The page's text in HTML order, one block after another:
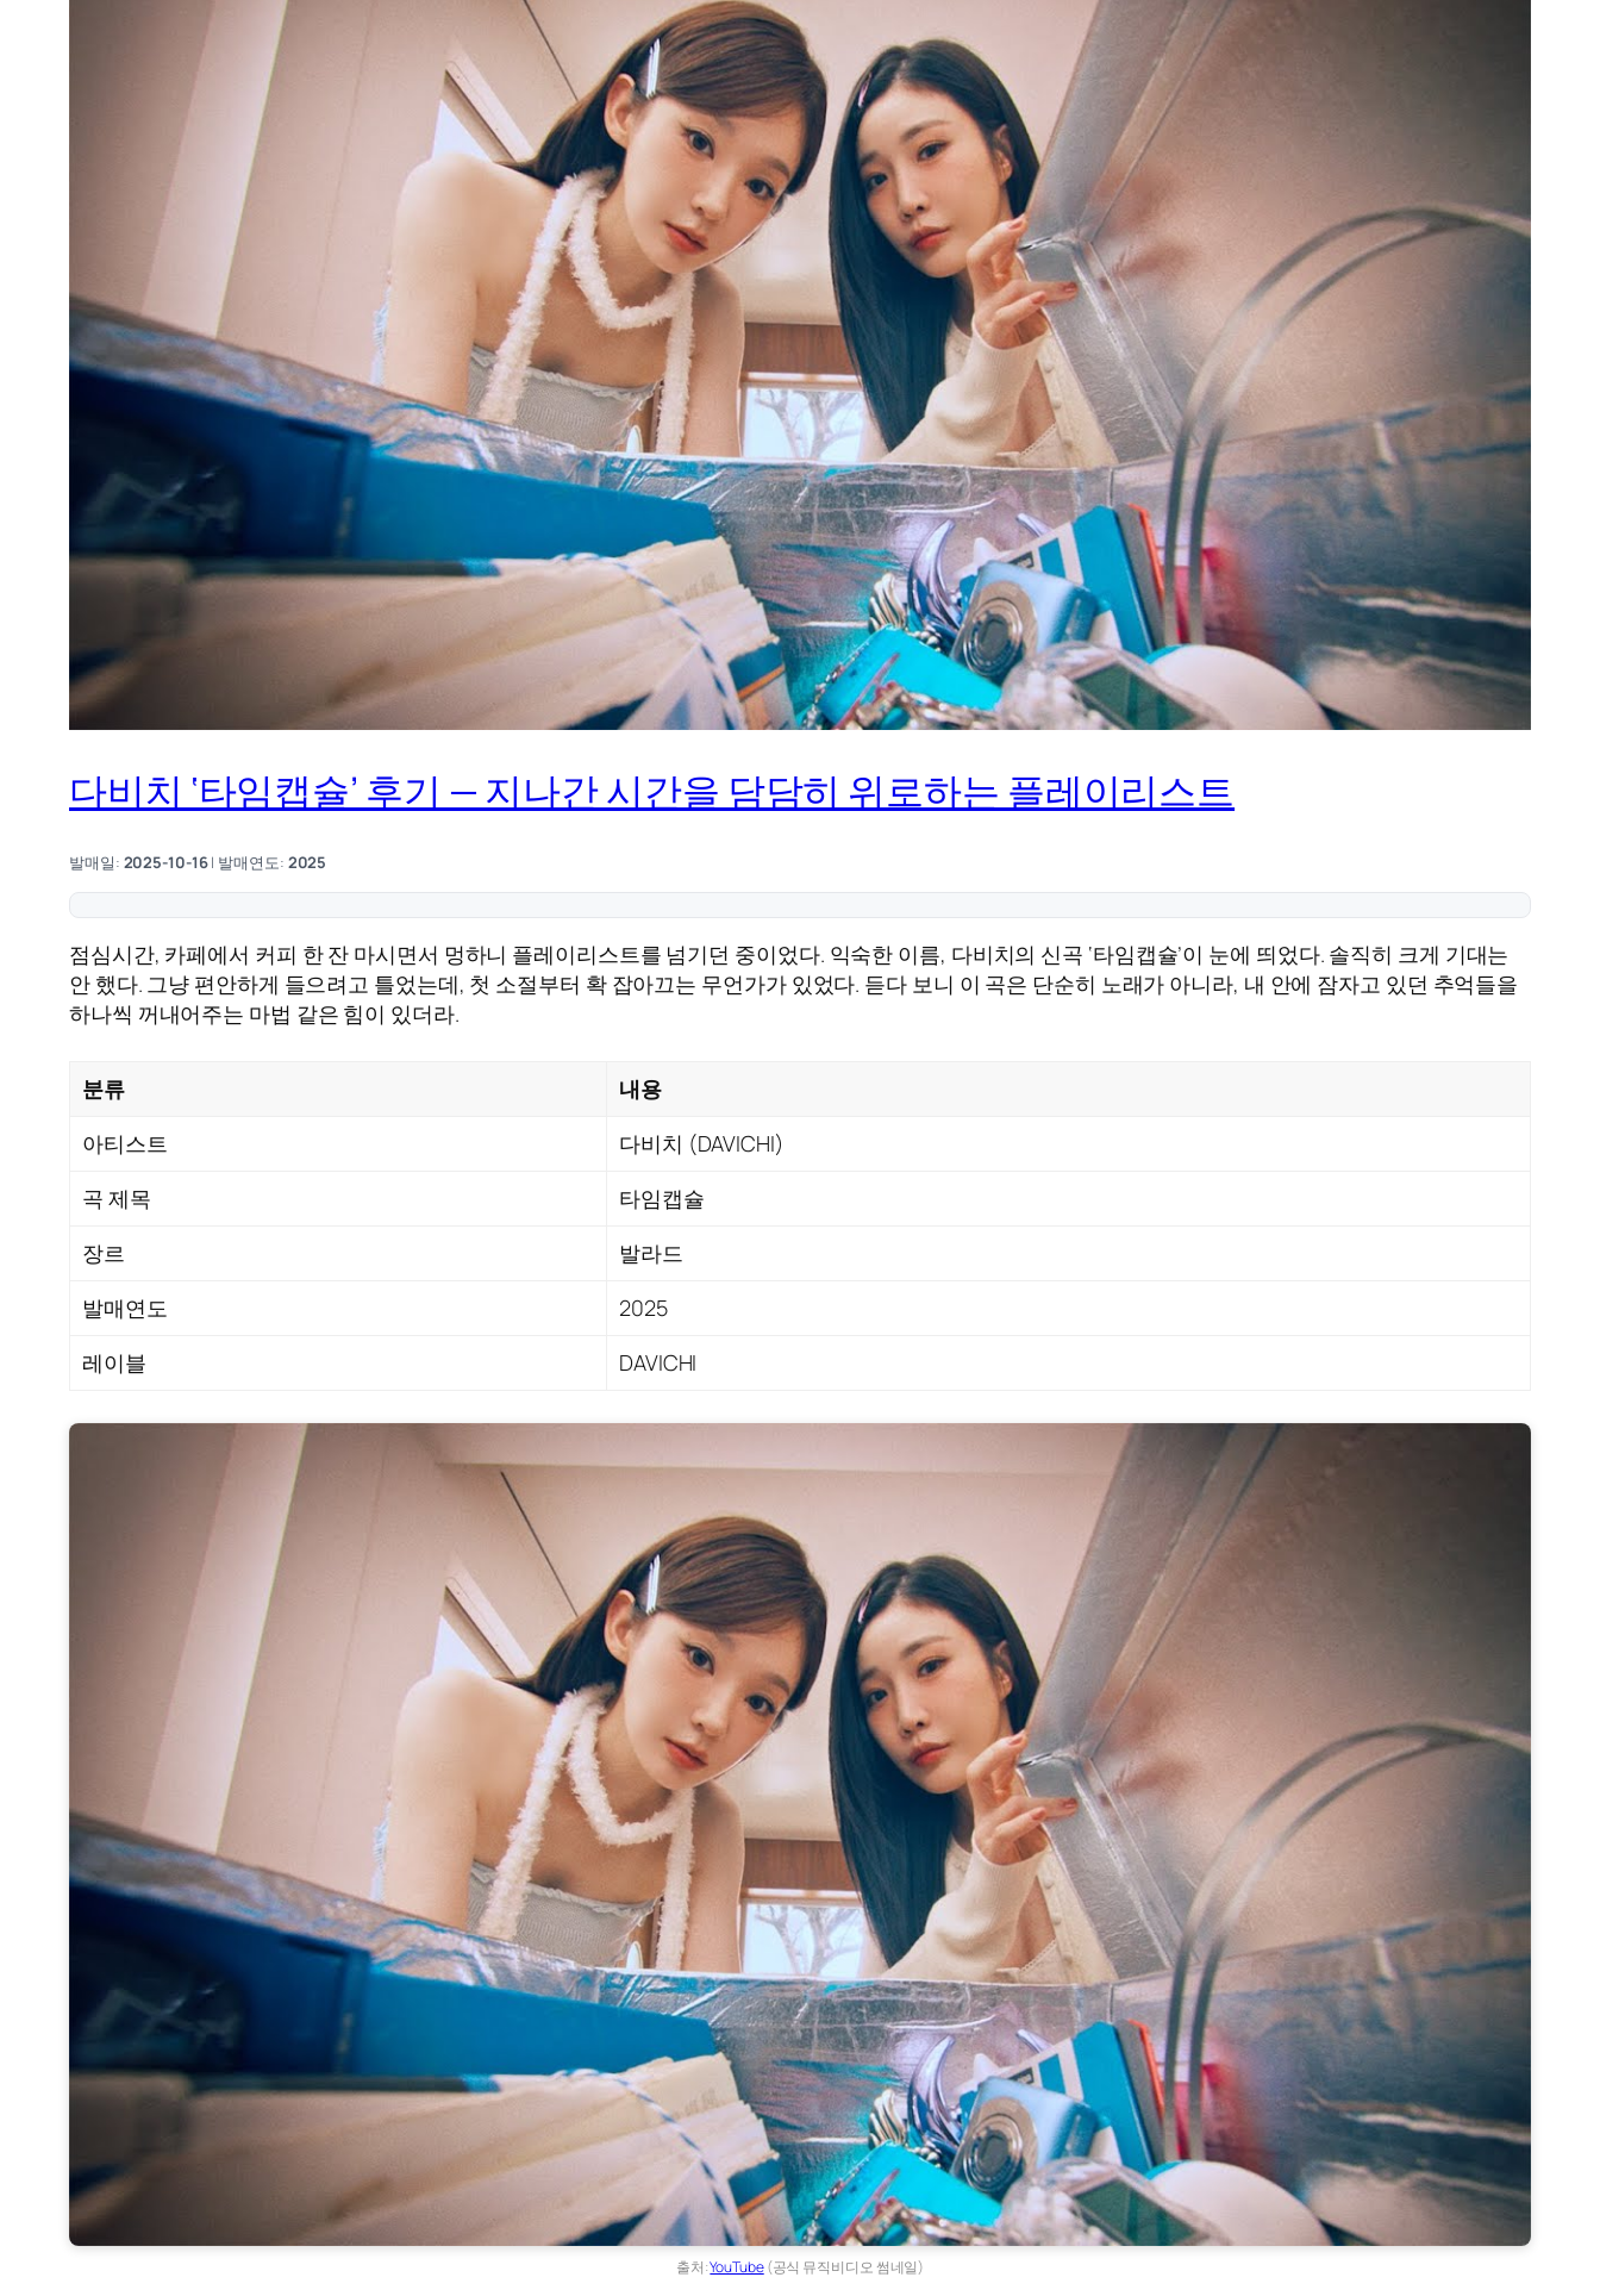
다비치 ‘타임캡슐’ 후기 — 지나간 시간을 담담히 위로하는 플레이리스트
발매일: 2025-10-16| 발매연도: 2025
점심시간, 카페에서 커피 한 잔 마시면서 멍하니 플레이리스트를 넘기던 중이었다. 익숙한 이름, 다비치의 신곡 ‘타임캡슐’이 눈에 띄었다. 솔직히 크게 기대는
안 했다. 그냥 편안하게 들으려고 틀었는데, 첫 소절부터 확 잡아끄는 무언가가 있었다. 듣다 보니 이 곡은 단순히 노래가 아니라, 내 안에 잠자고 있던 추억들을
하나씩 꺼내어주는 마법 같은 힘이 있더라.
분류
내용
아티스트
다비치 (DAVICHI)
곡 제목
타임캡슐
장르
발라드
발매연도
2025
레이블
DAVICHI
출처:YouTube(공식 뮤직비디오 썸네일)